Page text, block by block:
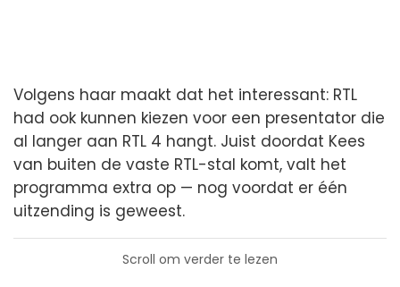
Volgens haar maakt dat het interessant: RTL
had ook kunnen kiezen voor een presentator die
al langer aan RTL 4 hangt. Juist doordat Kees
van buiten de vaste RTL-stal komt, valt het
programma extra op — nog voordat er één
uitzending is geweest.
Scroll om verder te lezen